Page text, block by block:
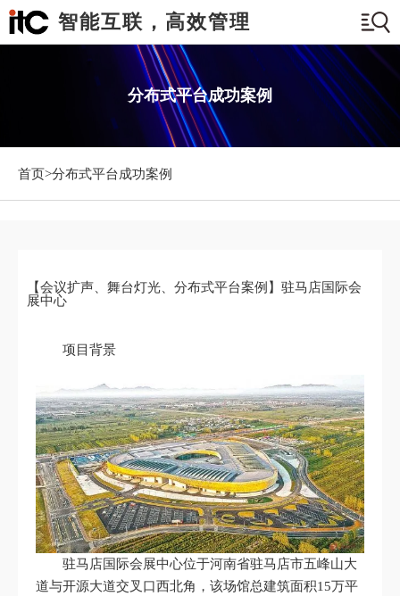
智能互联，高效管理
分布式平台成功案例
首页>分布式平台成功案例
【会议扩声、舞台灯光、分布式平台案例】驻马店国际会
展中心
项目背景
驻马店国际会展中心位于河南省驻马店市五峰山大
道与开源大道交叉口西北角，该场馆总建筑面积15万平